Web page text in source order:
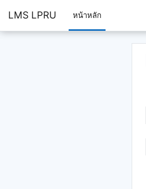
LMS LPRU หน้าหลัก